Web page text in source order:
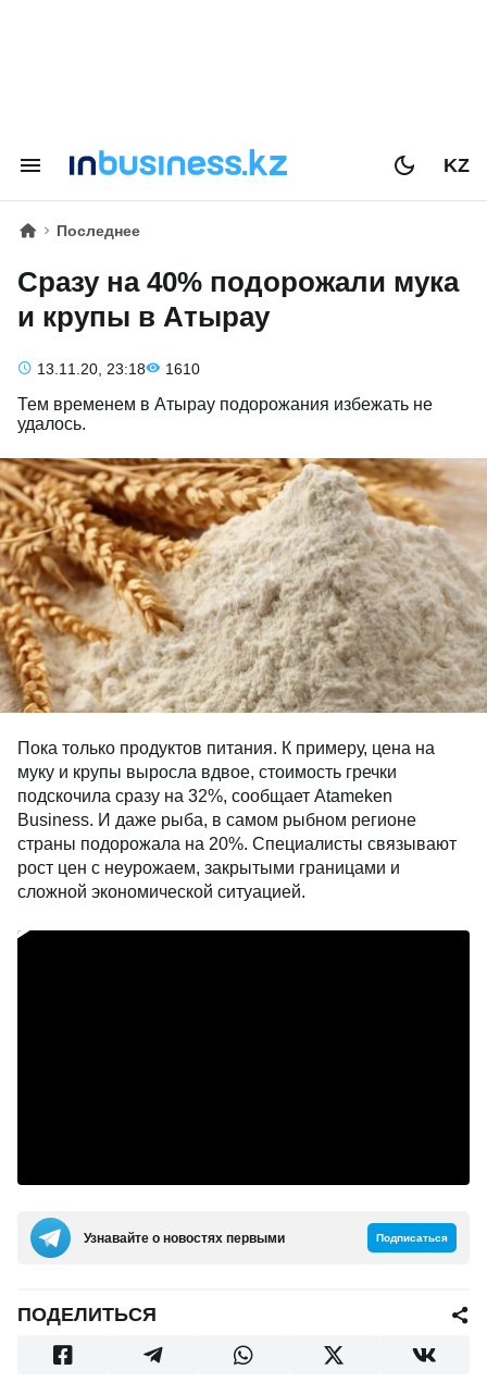
KZ
Последнее
Сразу на 40% подорожали мука
и крупы в Атырау
13.11.20, 23:18 1610
Тем временем в Атырау подорожания избежать не
удалось.
Пока только продуктов питания. К примеру, цена на
муку и крупы выросла вдвое, стоимость гречки
подскочила сразу на 32%, сообщает Atameken
Business. И даже рыба, в самом рыбном регионе
страны подорожала на 20%. Специалисты связывают
рост цен с неурожаем, закрытыми границами и
сложной экономической ситуацией.
Узнавайте о новостях первыми Подписаться
ПОДЕЛИТЬСЯ